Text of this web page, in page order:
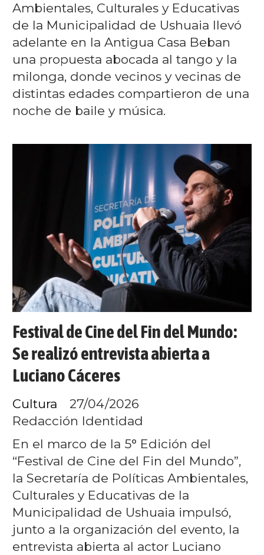
Ambientales, Culturales y Educativas
de la Municipalidad de Ushuaia llevó
adelante en la Antigua Casa Beban
una propuesta abocada al tango y la
milonga, donde vecinos y vecinas de
distintas edades compartieron de una
noche de baile y música.
Festival de Cine del Fin del Mundo:
Se realizó entrevista abierta a
Luciano Cáceres
Redacción Identidad
Cultura 27/04/2026
En el marco de la 5° Edición del
“Festival de Cine del Fin del Mundo”,
la Secretaría de Políticas Ambientales,
Culturales y Educativas de la
Municipalidad de Ushuaia impulsó,
junto a la organización del evento, la
entrevista abierta al actor Luciano